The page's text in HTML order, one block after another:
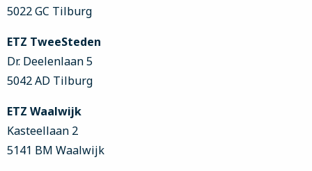
5022 GC Tilburg
ETZ TweeSteden
Dr. Deelenlaan 5
5042 AD Tilburg
ETZ Waalwijk
Kasteellaan 2
5141 BM Waalwijk